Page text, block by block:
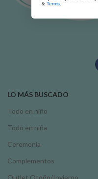
LO MÁS BUSCADO
Todo en niño
Todo en niña
Ceremonia
Complementos
Outlet Otoño/Invierno
& Terms